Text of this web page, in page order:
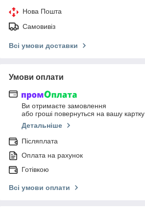
Нова Пошта
Самовивіз
Всі умови доставки
Умови оплати
Ви отримаєте замовлення
або гроші повернуться на вашу картку
Детальніше
Післяплата
Оплата на рахунок
Готівкою
Всі умови оплати